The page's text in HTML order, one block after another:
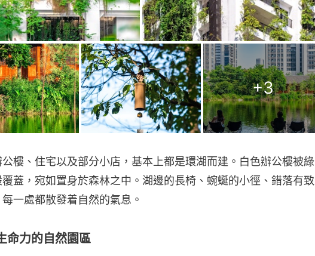
+3
樓、住宅以及部分小店，基本上都是環湖而建。白色辦公樓被綠
蓋，宛如置身於森林之中。湖邊的長椅、蜿蜒的小徑、錯落有致
一處都散發着自然的氣息。
命力的自然園區